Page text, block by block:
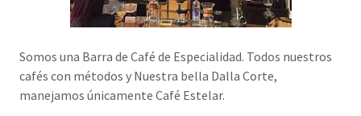
Somos una Barra de Café de Especialidad. Todos nuestros
cafés con métodos y Nuestra bella Dalla Corte,
manejamos únicamente Café Estelar.